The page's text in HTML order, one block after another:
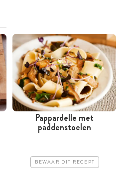
Pappardelle met
paddenstoelen
BEWAAR DIT RECEPT